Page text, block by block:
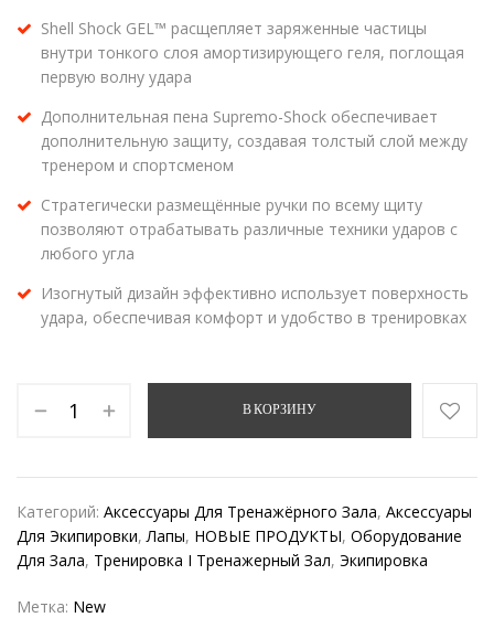
Shell Shock GEL™ расщепляет заряженные частицы
внутри тонкого слоя амортизирующего геля, поглощая
первую волну удара
Дополнительная пена Supremo-Shock обеспечивает
дополнительную защиту, создавая толстый слой между
тренером и спортсменом
Стратегически размещённые ручки по всему щиту
позволяют отрабатывать различные техники ударов с
любого угла
Изогнутый дизайн эффективно использует поверхность
удара, обеспечивая комфорт и удобство в тренировках
В КОРЗИНУ
Категорий: Аксессуары Для Тренажёрного Зала, Аксессуары
Для Экипировки,Лапы, НОВЫЕ ПРОДУКТЫ, Оборудование
Для Зала, Тренировка I Тренажерный Зал, Экипировка
Метка: New